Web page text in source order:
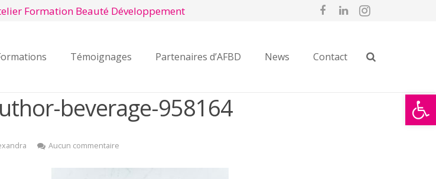
Ouvrir
Formation Beauté Développement
Témoignages Partenaires d’AFBD News Contact
beverage-958164
Aucun commentaire